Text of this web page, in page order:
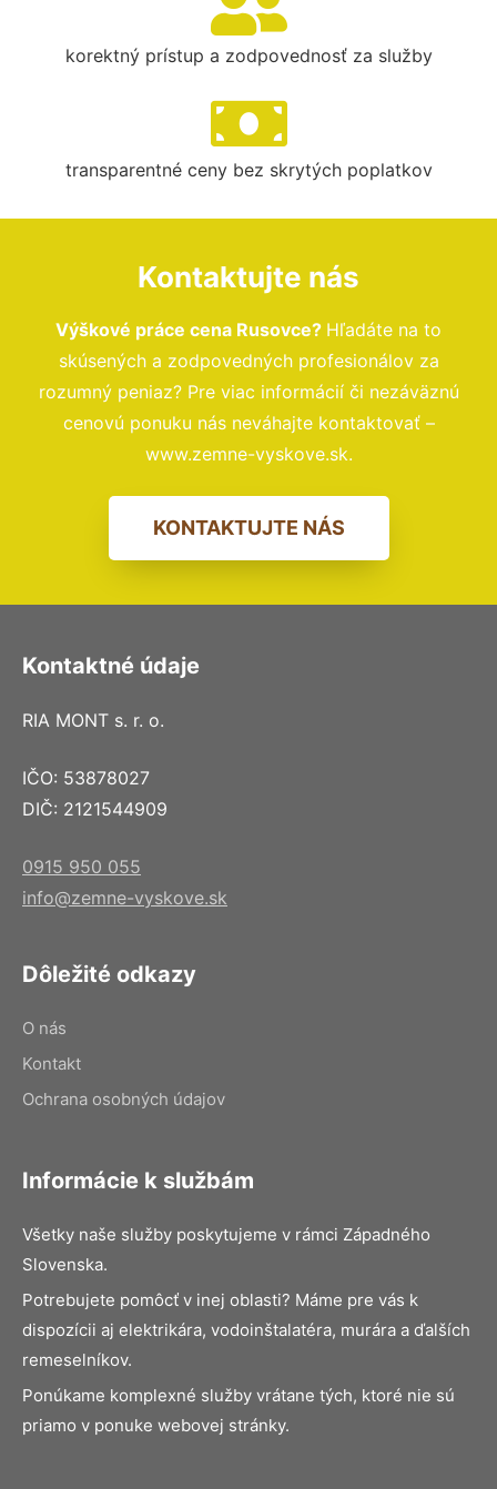
korektný prístup a zodpovednosť za služby
transparentné ceny bez skrytých poplatkov
Kontaktujte nás
Výškové práce cena Rusovce? Hľadáte na to
skúsených a zodpovedných profesionálov za
rozumný peniaz? Pre viac informácií či nezáväznú
cenovú ponuku nás neváhajte kontaktovať –
www.zemne-vyskove.sk.
KONTAKTUJTE NÁS
Kontaktné údaje
RIA MONT s. r. o.
IČO: 53878027
DIČ: 2121544909
0915 950 055
info@zemne-vyskove.sk
Dôležité odkazy
O nás
Kontakt
Ochrana osobných údajov
Informácie k službám
Všetky naše služby poskytujeme v rámci Západného
Slovenska.
Potrebujete pomôcť v inej oblasti? Máme pre vás k
dispozícii aj elektrikára, vodoinštalatéra, murára a ďalších
remeselníkov.
Ponúkame komplexné služby vrátane tých, ktoré nie sú
priamo v ponuke webovej stránky.